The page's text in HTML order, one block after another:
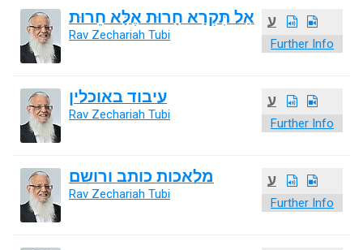
ע
Further Info
אַל תִּקְרָא חָרוּת אֶלָּא חֵרוּת
Rav Zechariah Tubi
ע
Further Info
עיבוד באוכלין
Rav Zechariah Tubi
ע
Further Info
מלאכות כותב ורושם
Rav Zechariah Tubi